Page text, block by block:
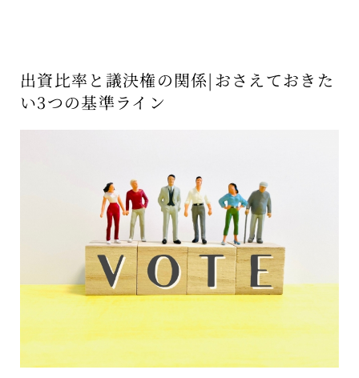
出資比率と議決権の関係|おさえておきた
い3つの基準ライン